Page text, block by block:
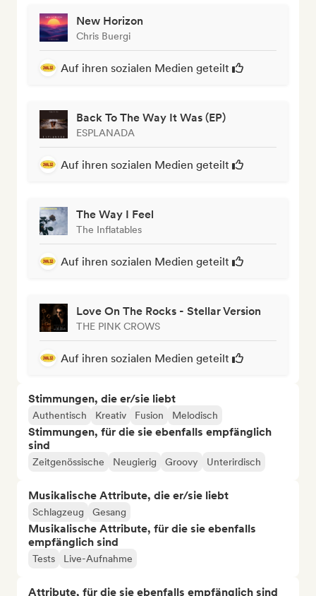
New Horizon
Chris Buergi
Auf ihren sozialen Medien geteilt
Back To The Way It Was (EP)
ESPLANADA
Auf ihren sozialen Medien geteilt
The Way I Feel
The Inflatables
Auf ihren sozialen Medien geteilt
Love On The Rocks - Stellar Version
THE PINK CROWS
Auf ihren sozialen Medien geteilt
Stimmungen, die er/sie liebt
Authentisch Kreativ Fusion Melodisch
Stimmungen, für die sie ebenfalls empfänglich
sind
Zeitgenössische Neugierig Groovy Unterirdisch
Musikalische Attribute, die er/sie liebt
Schlagzeug Gesang
Musikalische Attribute, für die sie ebenfalls
empfänglich sind
Tests Live-Aufnahme
Attribute, für die sie ebenfalls empfänglich sind